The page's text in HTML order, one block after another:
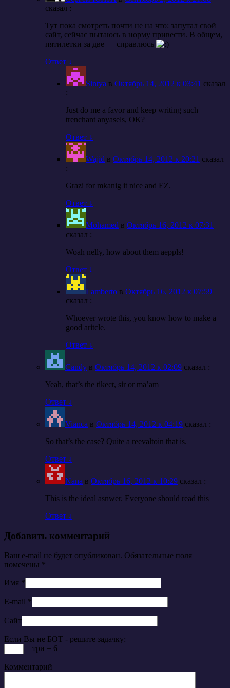
cказал :
Тут пока смотреть почти не на что: запутал свой
сайт, сейчас пытаюсь в норму привести. В общем,
пятилетки за две — справлюсь
Ответ ↓
Sintya в Октябрь 14, 2012 к 03:41 cказал
:
Just do me a favor and keep writing such
trenchant anyasels, OK?
Ответ ↓
Wajid в Октябрь 14, 2012 к 20:21 cказал
:
Grazi for mkanig it nice and EZ.
Ответ ↓
Mohamed в Октябрь 16, 2012 к 07:31
cказал :
Woah nelly, how about them aeppls!
Ответ ↓
Lamberto в Октябрь 16, 2012 к 07:59
cказал :
Whoever wrote this, you know how to make a
good aritcle.
Ответ ↓
Candy в Октябрь 14, 2012 к 02:09 cказал :
Yeah, that’s the tikect, sir or ma’am
Ответ ↓
Vianca в Октябрь 14, 2012 к 04:19 cказал :
So that’s the case? Quite a reevaltoin that is.
Ответ ↓
Nana в Октябрь 16, 2012 к 10:29 cказал :
This is the ideal asnwer. Everyone should read this
Ответ ↓
Добавить комментарий
Ваш e-mail не будет опубликован. Обязательные поля
помечены *
Имя *
E-mail *
Сайт
Если Вы не БОТ - решите задачку:
+ три = 6
Комментарий